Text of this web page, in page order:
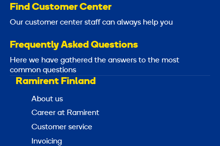
Find Customer Center
Our customer center staff can always help you
Frequently Asked Questions
Here we have gathered the answers to the most
common questions
Ramirent Finland
About us
Career at Ramirent
Customer service
Invoicing